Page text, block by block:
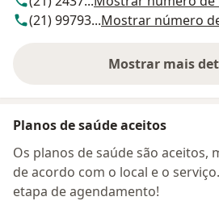
(21) 99793...Mostrar número
Mostrar maissobre
Planos de saúde aceitos
Os planos de saúde são aceitos,
de acordo com o local e o
etapa de agendamento!